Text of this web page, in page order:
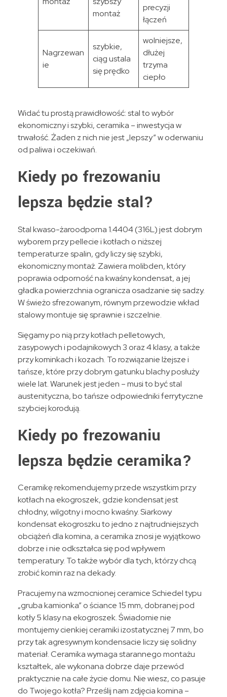
montaż
precyzji
łączeń
Nagrzewan
ie
szybkie,
ciąg ustala
się prędko
wolniejsze,
dłużej
trzyma
ciepło
Widać tu prostą prawidłowość: stal to wybór
ekonomiczny i szybki, ceramika – inwestycja w
trwałość. Żaden z nich nie jest „lepszy” w oderwaniu
od paliwa i oczekiwań.
Kiedy po frezowaniu
lepsza będzie stal?
Stal kwaso-żaroodporna 1.4404 (316L) jest dobrym
wyborem przy pellecie i kotłach o niższej
temperaturze spalin, gdy liczy się szybki,
ekonomiczny montaż. Zawiera molibden, który
poprawia odporność na kwaśny kondensat, a jej
gładka powierzchnia ogranicza osadzanie się sadzy.
W świeżo sfrezowanym, równym przewodzie wkład
stalowy montuje się sprawnie i szczelnie.
Sięgamy po nią przy kotłach pelletowych,
zasypowych i podajnikowych 3 oraz 4 klasy, a także
przy kominkach i kozach. To rozwiązanie lżejsze i
tańsze, które przy dobrym gatunku blachy posłuży
wiele lat. Warunek jest jeden – musi to być stal
austenityczna, bo tańsze odpowiedniki ferrytyczne
szybciej korodują.
Kiedy po frezowaniu
lepsza będzie ceramika?
Ceramikę rekomendujemy przede wszystkim przy
kotłach na ekogroszek, gdzie kondensat jest
chłodny, wilgotny i mocno kwaśny. Siarkowy
kondensat ekogroszku to jedno z najtrudniejszych
obciążeń dla komina, a ceramika znosi je wyjątkowo
dobrze i nie odkształca się pod wpływem
temperatury. To także wybór dla tych, którzy chcą
zrobić komin raz na dekady.
Pracujemy na wzmocnionej ceramice Schiedel typu
„gruba kamionka” o ściance 15 mm, dobranej pod
kotły 5 klasy na ekogroszek. Świadomie nie
montujemy cienkiej ceramiki izostatycznej 7 mm, bo
przy tak agresywnym kondensacie liczy się solidny
materiał. Ceramika wymaga starannego montażu
kształtek, ale wykonana dobrze daje przewód
praktycznie na całe życie domu. Nie wiesz, co pasuje
do Twojego kotła? Prześlij nam zdjęcia komina –